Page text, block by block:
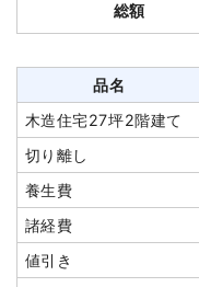
総額
品名
木造住宅27坪2階建て
切り離し
養生費
諸経費
値引き